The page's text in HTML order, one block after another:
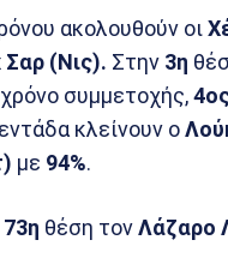
ακολουθούν οι
(Νις). Στην 3η
χρόνο συμμετοχής,
κλείνουν ο
με 94%.
73η θέση τονΛάζαρο